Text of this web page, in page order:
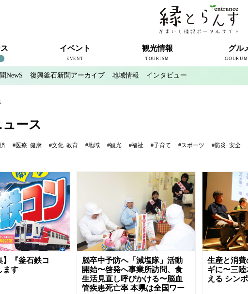
イブ
イベント
EVENT
釜石のイベント情報
観光情報
TOURISM
近代製鉄発祥の地
観光スポット
宿泊情報
釜石情報交流センター
魚河岸テラス
うのすまい・トモス
根浜シーサイド
SL銀河
三陸鉄道
グル
NewS 復興釜石新聞アーカイブ 地域情報 インタビュー
ース
#医療･健康 #文化･教育 #地域 #観光 #福祉 #子育て #スポーツ #防災･安全
】『釜石鉄コ
ます
脳卒中予防へ「減塩隊」活動
開始〜啓発へ事業所訪問、食
生活見直し呼びかける〜脳血
管疾患死亡率 本県は全国ワー
生産と消
ギに〜三
える シン